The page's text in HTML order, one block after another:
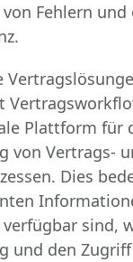
von Fehlern
Plattform für
von Vertrags-
Dies
sind,
und den